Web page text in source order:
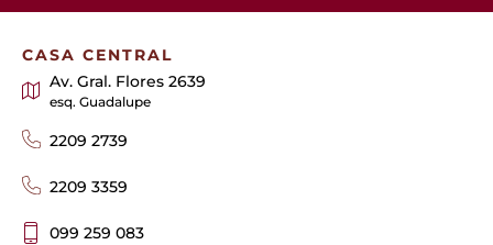
CASA CENTRAL
Av. Gral. Flores 2639
esq. Guadalupe
2209 2739
2209 3359
099 259 083